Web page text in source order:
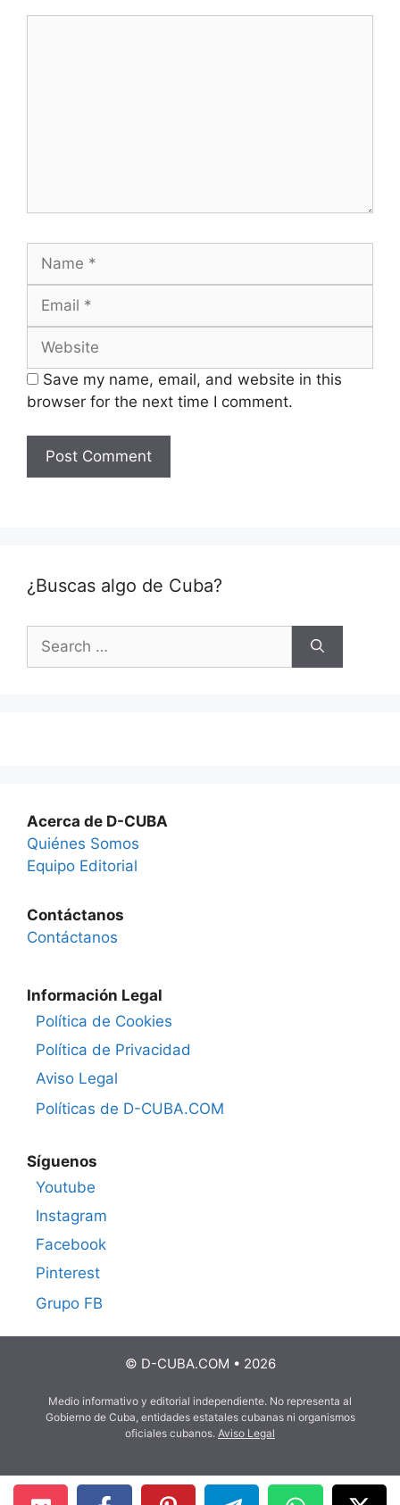
Save my name, email, and website in this
browser for the next time I comment.
¿Buscas algo de Cuba?
for:
Acerca de D-CUBA
Quiénes Somos
Equipo Editorial
Contáctanos
Contáctanos
Información Legal
Política de Cookies
Política de Privacidad
Aviso Legal
Políticas de D-CUBA.COM
Síguenos
Youtube
Instagram
Facebook
Pinterest
Grupo FB
© D-CUBA.COM • 2026
Medio informativo y editorial independiente. No representa al
Gobierno de Cuba, entidades estatales cubanas ni organismos
oficiales cubanos. Aviso Legal